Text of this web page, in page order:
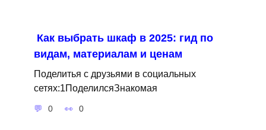
Как выбрать шкаф в 2025: гид по
видам, материалам и ценам
Поделитья с друзьями в социальных
сетях:1ПоделилсяЗнакомая
0 0